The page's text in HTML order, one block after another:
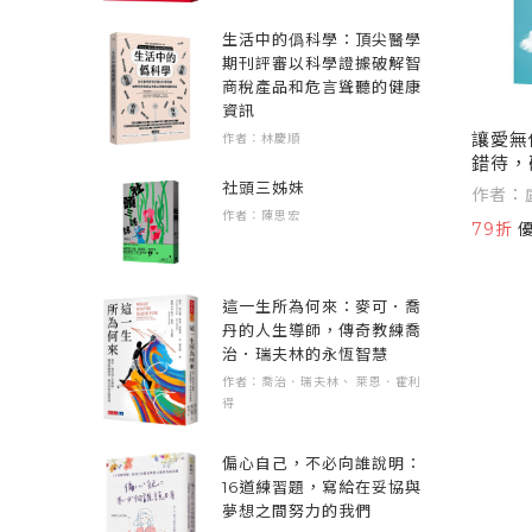
讓愛
錯待
制與
感
作者：
79折
生活中的僞科學：頂尖醫學
期刊評審以科學證據破解智
商稅產品和危言聳聽的健康
資訊
作者：林慶順
社頭三姊妹
作者：陳思宏
這一生所為何來：麥可．喬
丹的人生導師，傳奇教練喬
治．瑞夫林的永恆智慧
作者：喬治．瑞夫林、 萊恩．霍利
得
偏心自己，不必向誰說明：
16道練習題，寫給在妥協與
夢想之間努力的我們